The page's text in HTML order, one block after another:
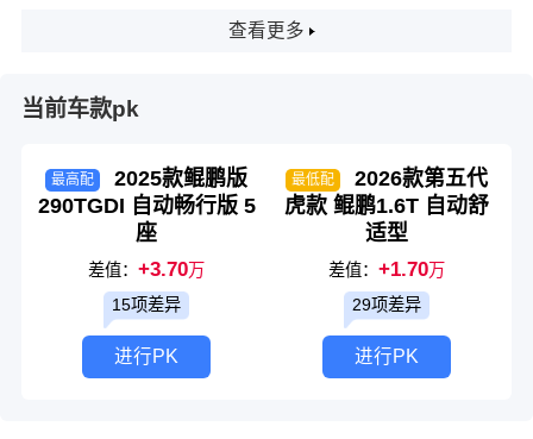
查看更多
当前车款pk
最高配
2025款鲲鹏版
290TGDI 自动畅行版 5
座
差值：+3.70万
15项差异
进行PK
最低配
2026款第五代
虎款 鲲鹏1.6T 自动舒
适型
差值： +1.70万
29项差异
进行PK